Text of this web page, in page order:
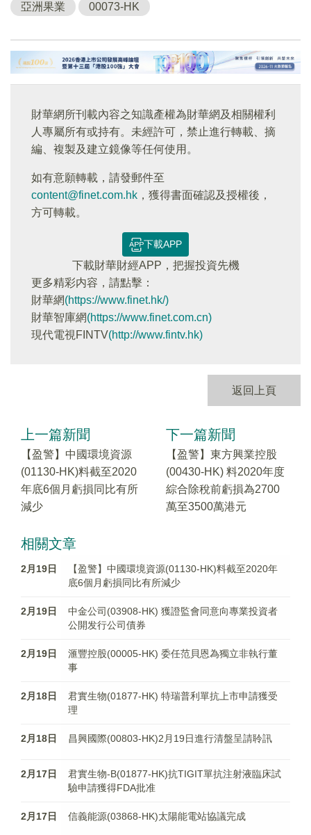
亞洲果業 00073-HK
財華網所刊載內容之知識產權為財華網及相關權利
人專屬所有或持有。未經許可，禁止進行轉載、摘
編、複製及建立鏡像等任何使用。
如有意願轉載，請發郵件至
content@finet.com.hk ，獲得書面確認及授權後，
方可轉載。
下載APP
下載財華財經APP，把握投資先機
更多精彩内容，請點擊：
財華網(https://www.finet.hk/)
財華智庫網(https://www.finet.com.cn)
現代電視FINTV(http://www.fintv.hk)
返回上頁
上一篇新聞
【盈警】中國環境資源
(01130-HK)料截至2020
年底6個月虧損同比有所
減少
下一篇新聞
【盈警】東方興業控股
(00430-HK) 料2020年度
綜合除稅前虧損為2700
萬至3500萬港元
相關文章
2月19日
【盈警】中國環境資源(01130-HK)料截至2020年
底6個月虧損同比有所減少
2月19日
中金公司(03908-HK) 獲證監會同意向專業投資者
公開发行公司債券
2月19日
滙豐控股(00005-HK) 委任范貝恩為獨立非執行董
事
2月18日
君實生物(01877-HK) 特瑞普利單抗上市申請獲受
理
2月18日 昌興國際(00803-HK)2月19日進行清盤呈請聆訊
2月17日
君實生物-B(01877-HK)抗TIGIT單抗注射液臨床試
驗申請獲得FDA批准
2月17日 信義能源(03868-HK)太陽能電站協議完成